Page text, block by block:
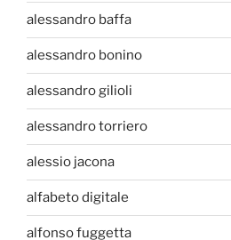
alessandro baffa
alessandro bonino
alessandro gilioli
alessandro torriero
alessio jacona
alfabeto digitale
alfonso fuggetta